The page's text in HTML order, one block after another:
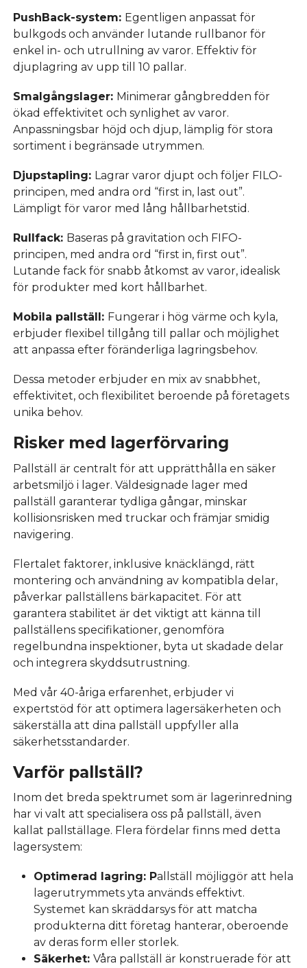
PushBack-system: Egentligen anpassat för
bulkgods och använder lutande rullbanor för
enkel in- och utrullning av varor. Effektiv för
djuplagring av upp till 10 pallar.
Smalgångslager: Minimerar gångbredden för
ökad effektivitet och synlighet av varor.
Anpassningsbar höjd och djup, lämplig för stora
sortiment i begränsade utrymmen.
Djupstapling: Lagrar varor djupt och följer FILO-
principen, med andra ord “first in, last out”.
Lämpligt för varor med lång hållbarhetstid.
Rullfack: Baseras på gravitation och FIFO-
principen, med andra ord “first in, first out”.
Lutande fack för snabb åtkomst av varor, idealisk
för produkter med kort hållbarhet.
Mobila pallställ: Fungerar i hög värme och kyla,
erbjuder flexibel tillgång till pallar och möjlighet
att anpassa efter föränderliga lagringsbehov.
Dessa metoder erbjuder en mix av snabbhet,
effektivitet, och flexibilitet beroende på företagets
unika behov.
Risker med lagerförvaring
Pallställ är centralt för att upprätthålla en säker
arbetsmiljö i lager. Väldesignade lager med
pallställ garanterar tydliga gångar, minskar
kollisionsrisken med truckar och främjar smidig
navigering.
Flertalet faktorer, inklusive knäcklängd, rätt
montering och användning av kompatibla delar,
påverkar pallställens bärkapacitet. För att
garantera stabilitet är det viktigt att känna till
pallställens specifikationer, genomföra
regelbundna inspektioner, byta ut skadade delar
och integrera skyddsutrustning.
Med vår 40-åriga erfarenhet, erbjuder vi
expertstöd för att optimera lagersäkerheten och
säkerställa att dina pallställ uppfyller alla
säkerhetsstandarder.
Varför pallställ?
Inom det breda spektrumet som är lagerinredning
har vi valt att specialisera oss på pallställ, även
kallat pallställage. Flera fördelar finns med detta
lagersystem:
Optimerad lagring: Pallställ möjliggör att hela
lagerutrymmets yta används effektivt.
Systemet kan skräddarsys för att matcha
produkterna ditt företag hanterar, oberoende
av deras form eller storlek.
Säkerhet:Våra pallställ är konstruerade för att